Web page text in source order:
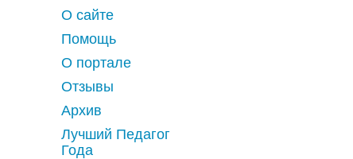
О сайте
Помощь
О портале
Отзывы
Архив
Лучший Педагог
Года